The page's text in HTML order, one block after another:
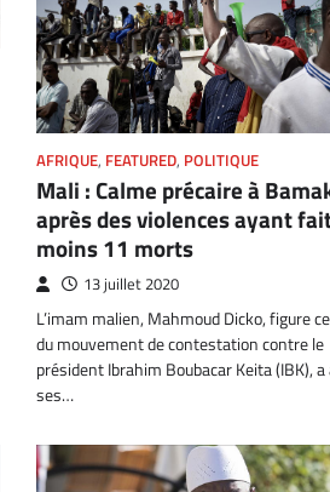
AFRIQUE, FEATURED, POLITIQUE
Mali : Calme précaire à
après des violences ayant
moins 11 morts
13 juillet 2020
L’imam malien, Mahmoud Dicko, figure
du mouvement de contestation contre le
président Ibrahim Boubacar Keita (IBK), a
ses…